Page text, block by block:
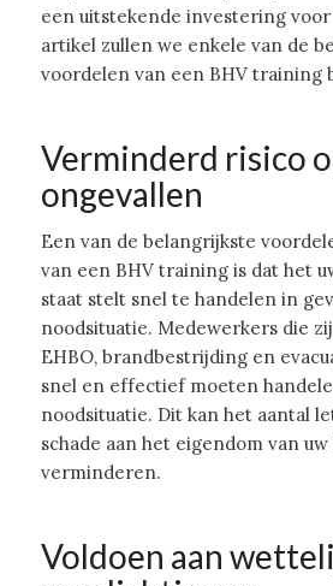
een uitstekende investering
artikel zullen we enkele van de
voordelen van een BHV training
Verminderd risico
ongevallen
Een van de belangrijkste
van een BHV training is dat het
staat stelt snel te handelen in
noodsituatie. Medewerkers die
EHBO, brandbestrijding en
snel en effectief moeten
noodsituatie. Dit kan het aantal
schade aan het eigendom van
verminderen.
Voldoen aan